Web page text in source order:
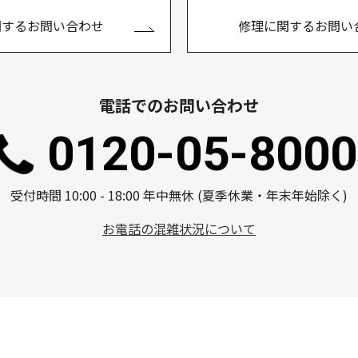
るお問い合わせ 修理に関するお問い
電話でのお問い合わせ
0120-05-8000
受付時間 10:00 - 18:00 年中無休 (夏季休業・年末年始除く)
お電話の混雑状況について